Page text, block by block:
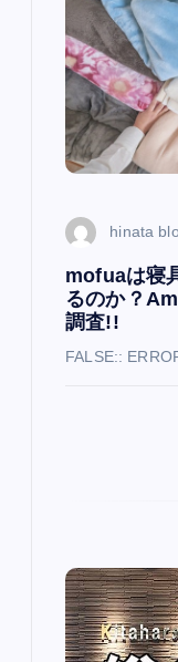
hinata
mofuaは寝
るのか？
調査!!
FALSE::